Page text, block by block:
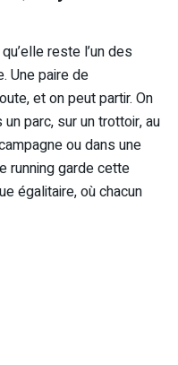
reste l’un des
Une paire de
et on peut partir. On
parc, sur un trottoir, au
ou dans une
running garde cette
égalitaire, où chacun